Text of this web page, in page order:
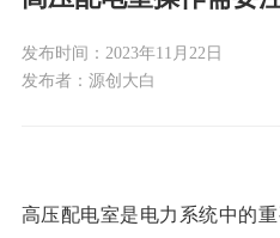
发布时间： 2023年11月22日
发布者： 源创大白
高压配电室是电力系统中的